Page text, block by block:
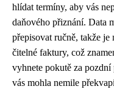
hlídat termíny, aby vás
daňového přiznání. Data
přepisovat ručně, takže
čitelné faktury, což
vyhnete pokutě za
vás mohla nemile